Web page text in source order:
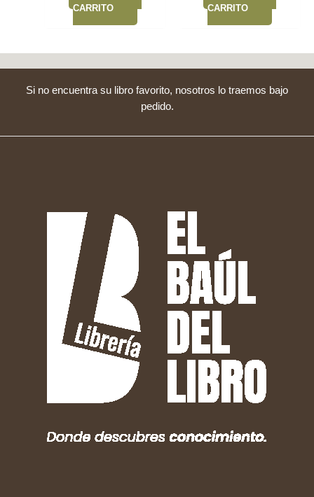
CARRITO
CARRITO
Si no encuentra su libro favorito, nosotros lo traemos bajo
pedido.